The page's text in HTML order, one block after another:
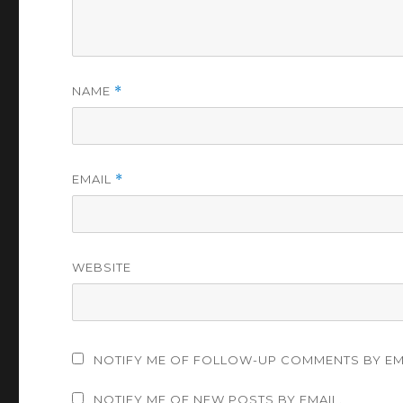
NAME *
EMAIL *
WEBSITE
NOTIFY ME OF FOLLOW-UP COMMENTS BY
NOTIFY ME OF NEW POSTS BY EMAIL.